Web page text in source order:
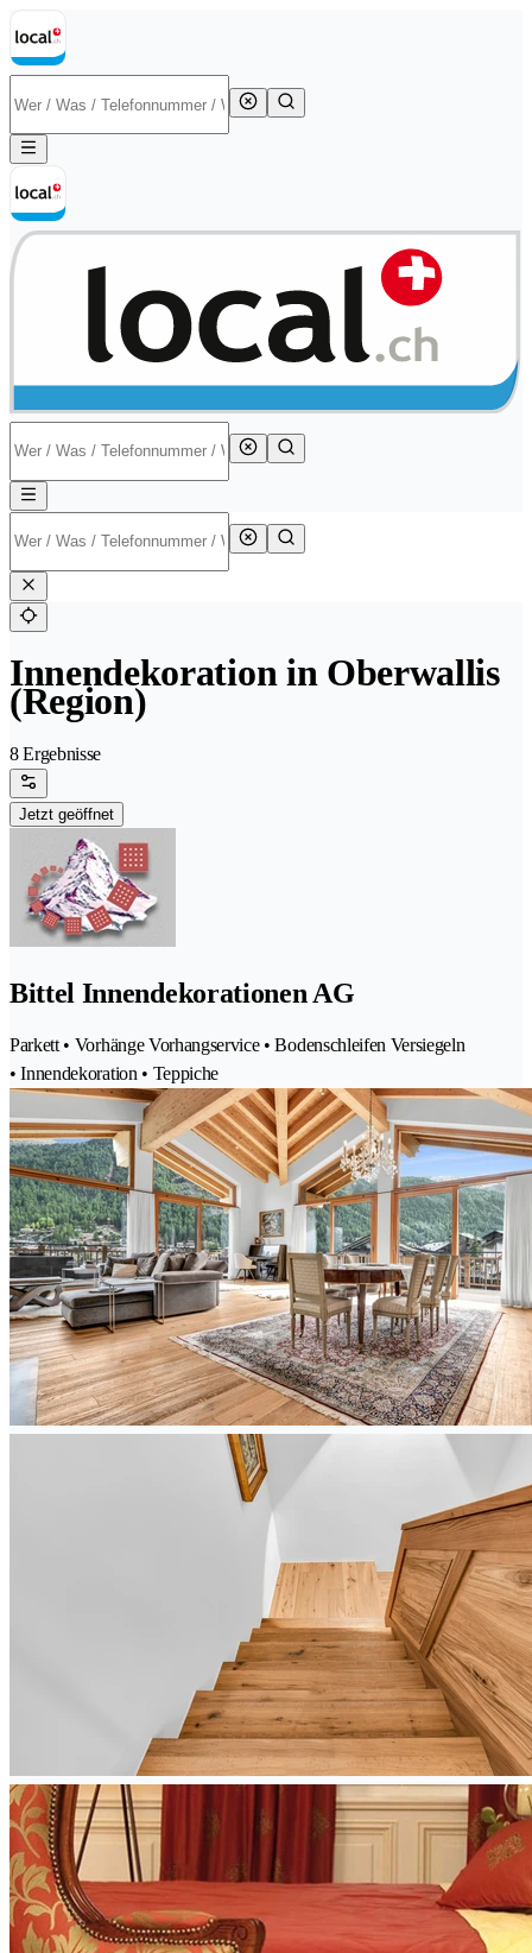
Innendekoration in Oberwallis
(Region)
8 Ergebnisse
Jetzt geöffnet
Bittel Innendekorationen AG
Parkett • Vorhänge Vorhangservice • Bodenschleifen Versiegeln
• Innendekoration • Teppiche